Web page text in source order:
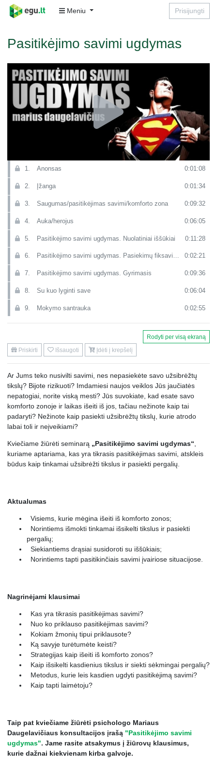
Meniu Prisijungti
Pasitikėjimo savimi ugdymas
1. Anonsas 0:01:08
2. Įžanga 0:01:34
3. Saugumas/pasitikėjimas savimi/komforto zona 0:09:32
4. Auka/herojus 0:06:05
5. Pasitikėjimo savimi ugdymas. Nuolatiniai iššūkiai 0:11:28
6. Pasitikėjimo savimi ugdymas. Pasiekimų fiksavimas 0:02:21
7. Pasitikėjimo savimi ugdymas. Gyrimasis 0:09:36
8. Su kuo lyginti save 0:06:04
9. Mokymo santrauka 0:02:55
10. Konsultacija (2 dalis) 0:00:44
11. Kaip atsakyti (atlaikyti) teiginius : tu nesugebi, tu esi nevykelis, tau vis tiek nesiseks… 0:02:20
13. Antroje darbo dienos pusėje krenta nuotaika. Ką daryti? 0:00:48
14. Kaip pasitikėti savimi, kai darbe visi “stumdo”? 0:05:14
15. 0:05:46
16.
17. Ar įmanoma išsiugdyti pasitikėjimą savimi jei jau esi subrendęs? 0:00:54
18. Kaip, subrendusiam žmogui, išsiugdyti pasitikėjimą savimi?
20.
21.
Ką daryti jei artimieji nesupranta jog esu suaugęs?
23. Ką daryti jei bijai daryti klaidas ir sieki tobulumo?
Rodyti per visą ekraną
Priskirti
Išsaugoti Įdėti į krepšelį
Ar Jums teko nusivilti savimi, nes nepasiekėte savo užsibrėžtų
tikslų? Bijote rizikuoti? Imdamiesi naujos veiklos Jūs jaučiatės
nepatogiai, norite viską mesti? Jūs suvokiate, kad esate savo
komforto zonoje ir laikas išeiti iš jos, tačiau nežinote kaip tai
padaryti? Nežinote kaip pasiekti užsibrėžtų tikslų, kurie atrodo
labai toli ir neįveikiami?
Kviečiame žiūrėti seminarą „Pasitikėjimo savimi ugdymas“
kuriame aptariama, kas yra tikrasis pasitikėjimas savimi, atskleis
būdus kaip tinkamai užsibrėžti tikslus ir pasiekti pergalių.
Aktualumas
Visiems, kurie mėgina išeiti iš komforto zonos;
Norintiems išmokti tinkamai išsikelti tikslus ir pasiekti
pergalių;
Siekiantiems drąsiai susidoroti su iššūkiais;
Norintiems tapti pasitikinčiais savimi įvairiose situacijose.
Nagrinėjami klausimai
Kas yra tikrasis pasitikėjimas savimi?
Nuo ko priklauso pasitikėjimas savimi?
Kokiam žmonių tipui priklausote?
Ką savyje turėtumėte keisti?
Strategijas kaip išeiti iš komforto zonos?
Kaip išsikelti kasdienius tikslus ir siekti sėkmingai pergalių?
Metodus, kurie leis kasdien ugdyti pasitikėjimą savimi?
Kaip tapti laimėtoju?
Taip pat kviečiame žiūrėti psichologo Mariaus
Daugelavičiaus konsultacijos įrašą "Pasitikėjimo savimi
ugdymas". Jame rasite atsakymus į žiūrovų klausimus,
kurie dažnai kiekvienam kirba galvoje.